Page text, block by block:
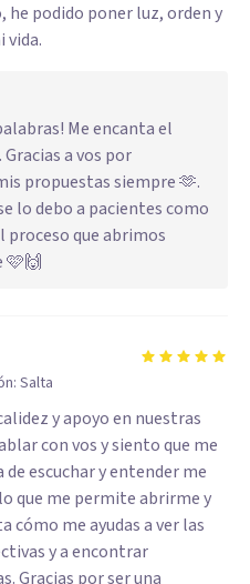
he podido poner luz, orden y
vida.
Me encanta el
a vos por
propuestas siempre 🫶.
lo debo a pacientes como
proceso que abrimos
🩷🙌
Salta
y apoyo en nuestras
con vos y siento que me
escuchar y entender me
que me permite abrirme y
cómo me ayudas a ver las
y a encontrar
Gracias por ser una